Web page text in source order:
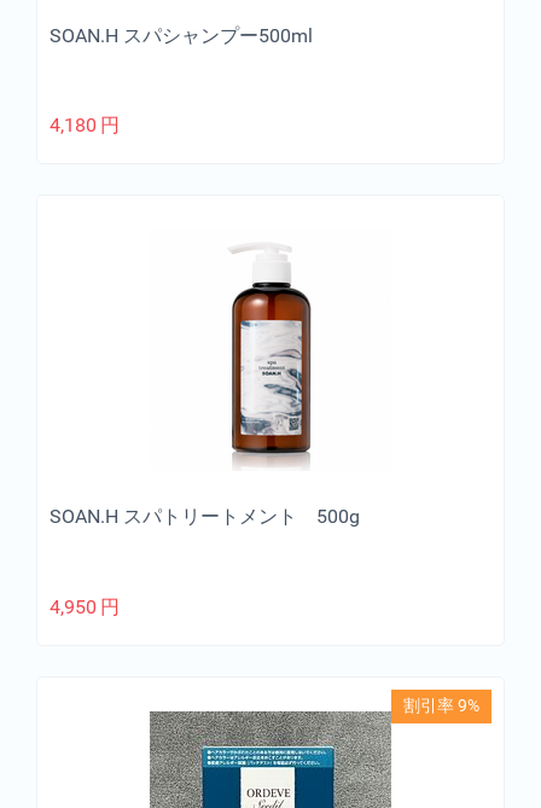
SOAN.H スパシャンプー500ml
4,180 円
SOAN.H スパトリートメント 500g
4,950 円
割引率 9%